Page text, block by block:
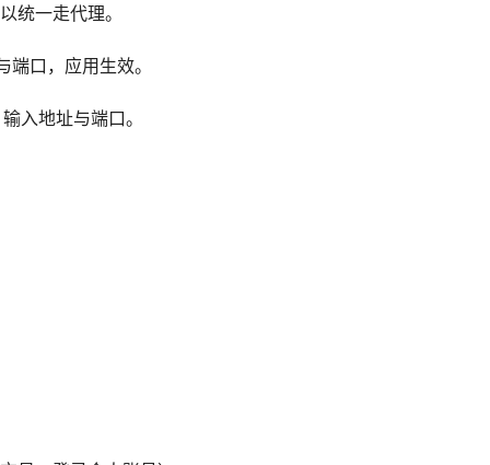
统一走代理。
口，应用生效。
入地址与端口。